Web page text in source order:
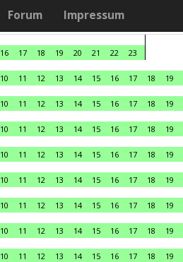
Forum Impressum
16 17 18 19 20 21 22
23
10 11 12 13 14 15 16 17 18 19
10 11 12 13 14 15 16 17 18 19
10 11 12 13 14 15 16 17 18 19
10 11 12 13 14 15 16 17 18 19
10 11 12 13 14 15 16 17 18 19
10 11 12 13 14 15 16 17 18 19
10 11 12 13 14 15 16 17 18 19
10 11 12 13 14 15 16 17 18 19